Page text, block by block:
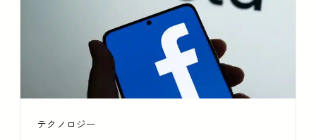
テクノロジー